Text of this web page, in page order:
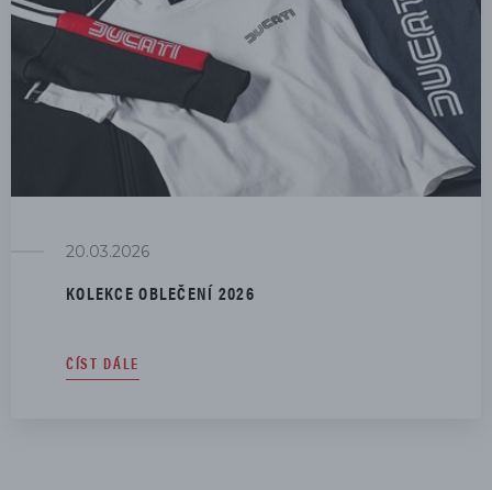
20.03.2026
KOLEKCE OBLEČENÍ 2026
ČÍST DÁLE